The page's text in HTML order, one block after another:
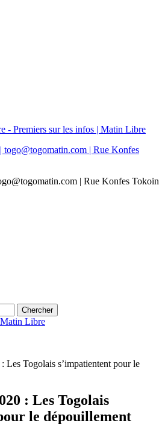
- Premiers sur les infos | Matin Libre
| Rue Konfes Tokoin
Les Togolais s’impatientent pour le
: Les Togolais
le dépouillement